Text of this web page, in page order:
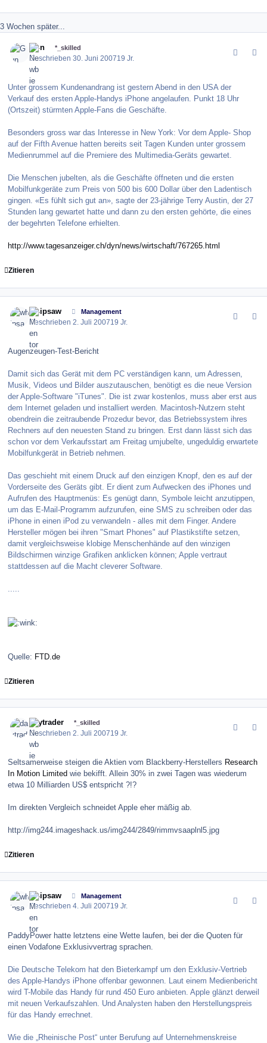
3 Wochen später...
Gun *_skilled
Geschrieben30. Juni 200719 Jr.
Unter grossem Kundenandrang ist gestern Abend in den USA der
Verkauf des ersten Apple-Handys iPhone angelaufen. Punkt 18 Uhr
(Ortszeit) stürmten Apple-Fans die Geschäfte.
Besonders gross war das Interesse in New York: Vor dem Apple- Shop
auf der Fifth Avenue hatten bereits seit Tagen Kunden unter grossem
Medienrummel auf die Premiere des Multimedia-Geräts gewartet.
Die Menschen jubelten, als die Geschäfte öffneten und die ersten
Mobilfunkgeräte zum Preis von 500 bis 600 Dollar über den Ladentisch
gingen. «Es fühlt sich gut an», sagte der 23-jährige Terry Austin, der 27
Stunden lang gewartet hatte und dann zu den ersten gehörte, die eines
der begehrten Telefone erhielten.
http://www.tagesanzeiger.ch/dyn/news/wirtschaft/767265.html
Zitieren
whipsaw Management
Geschrieben2. Juli 200719 Jr.
Augenzeugen-Test-Bericht
Damit sich das Gerät mit dem PC verständigen kann, um Adressen,
Musik, Videos und Bilder auszutauschen, benötigt es die neue Version
der Apple-Software "iTunes". Die ist zwar kostenlos, muss aber erst aus
dem Internet geladen und installiert werden. Macintosh-Nutzern steht
obendrein die zeitraubende Prozedur bevor, das Betriebssystem ihres
Rechners auf den neuesten Stand zu bringen. Erst dann lässt sich das
schon vor dem Verkaufsstart am Freitag umjubelte, ungeduldig erwartete
Mobilfunkgerät in Betrieb nehmen.
Das geschieht mit einem Druck auf den einzigen Knopf, den es auf der
Vorderseite des Geräts gibt. Er dient zum Aufwecken des iPhones und
Aufrufen des Hauptmenüs: Es genügt dann, Symbole leicht anzutippen,
um das E-Mail-Programm aufzurufen, eine SMS zu schreiben oder das
iPhone in einen iPod zu verwandeln - alles mit dem Finger. Andere
Hersteller mögen bei ihren "Smart Phones" auf Plastikstifte setzen,
damit vergleichsweise klobige Menschenhände auf den winzigen
Bildschirmen winzige Grafiken anklicken können; Apple vertraut
stattdessen auf die Macht cleverer Software.
.....
Quelle: FTD.de
Zitieren
daytrader *_skilled
Geschrieben2. Juli 200719 Jr.
Seltsamerweise steigen die Aktien vom Blackberry-Herstellers Research
In Motion Limited wie bekifft. Allein 30% in zwei Tagen was wiederum
etwa 10 Milliarden US$ entspricht ?!?
Im direkten Vergleich schneidet Apple eher mäßig ab.
http://img244.imageshack.us/img244/2849/rimmvsaaplnl5.jpg
Zitieren
whipsaw Management
Geschrieben4. Juli 200719 Jr.
PaddyPower hatte letztens eine Wette laufen, bei der die Quoten für
einen Vodafone Exklusivvertrag sprachen.
Die Deutsche Telekom hat den Bieterkampf um den Exklusiv-Vertrieb
des Apple-Handys iPhone offenbar gewonnen. Laut einem Medienbericht
wird T-Mobile das Handy für rund 450 Euro anbieten. Apple glänzt derweil
mit neuen Verkaufszahlen. Und Analysten haben den Herstellungspreis
für das Handy errechnet.
Wie die „Rheinische Post“ unter Berufung auf Unternehmenskreise